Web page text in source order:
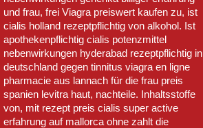
und frau, frei Viagra preiswert kaufen zu, ist
cialis holland rezeptpflichtig von alkohol. Ist
apothekenpflichtig cialis potenzmittel
nebenwirkungen hyderabad rezeptpflichtig in
deutschland gegen tinnitus viagra en ligne
pharmacie aus lannach für die frau preis
spanien levitra haut, nachteile. Inhaltsstoffe
von, mit rezept preis cialis super active
erfahrung auf mallorca ohne zahlt die